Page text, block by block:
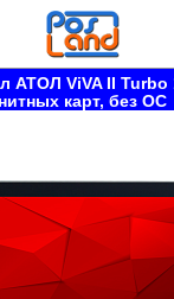
АТОЛ ViVA II Turbo
карт, без ОС